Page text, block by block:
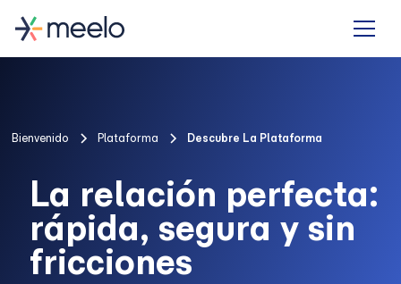
Bienvenido Plataforma Descubre La Plataforma
La relación perfecta:
rápida, segura y sin
fricciones